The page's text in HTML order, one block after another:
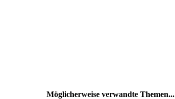
Möglicherweise verwandte Themen...